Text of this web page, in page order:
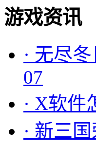
游戏资讯
· 无尽
07
· X软件
· 新三